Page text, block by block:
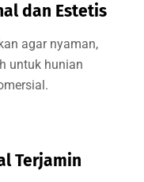
dan Estetis
agar nyaman,
untuk hunian
Terjamin